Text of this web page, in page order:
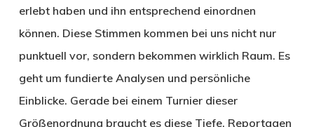
erlebt haben und ihn entsprechend einordnen
können. Diese Stimmen kommen bei uns nicht nur
punktuell vor, sondern bekommen wirklich Raum. Es
geht um fundierte Analysen und persönliche
Einblicke. Gerade bei einem Turnier dieser
Größenordnung braucht es diese Tiefe. Reportagen